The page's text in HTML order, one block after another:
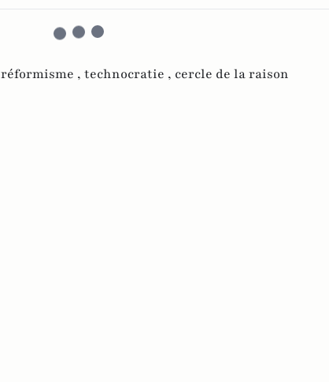
réformisme , technocratie , cercle de la raison